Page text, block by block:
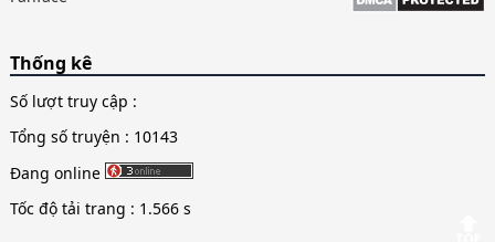
Thống kê
Số lượt truy cập :
Tổng số truyện : 10143
Đang online
Tốc độ tải trang : 1.566 s